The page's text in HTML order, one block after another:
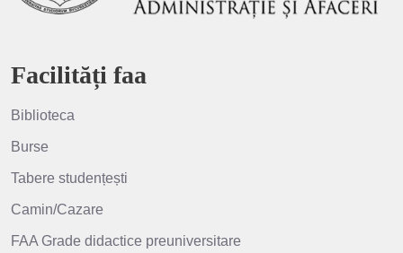
Facilități faa
Biblioteca
Burse
Tabere studențești
Camin/Cazare
FAA Grade didactice preuniversitare